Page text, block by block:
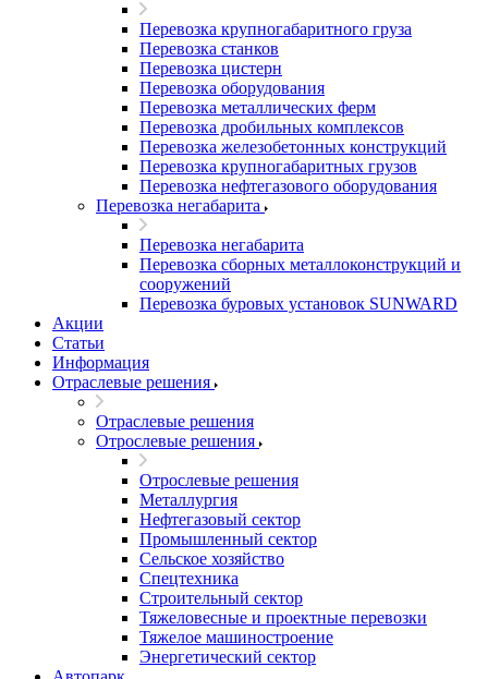
Перевозка крупногабаритного груза
Перевозка станков
Перевозка цистерн
Перевозка оборудования
Перевозка металлических ферм
Перевозка дробильных комплексов
Перевозка железобетонных конструкций
Перевозка крупногабаритных грузов
Перевозка нефтегазового оборудования
Перевозка негабарита
Перевозка негабарита
Перевозка сборных металлоконструкций и
сооружений
Перевозка буровых установок SUNWARD
Акции
Статьи
Информация
Отраслевые решения
Отраслевые решения
Отрослевые решения
Отрослевые решения
Металлургия
Нефтегазовый сектор
Промышленный сектор
Сельское хозяйство
Спецтехника
Строительный сектор
Тяжеловесные и проектные перевозки
Тяжелое машиностроение
Энергетический сектор